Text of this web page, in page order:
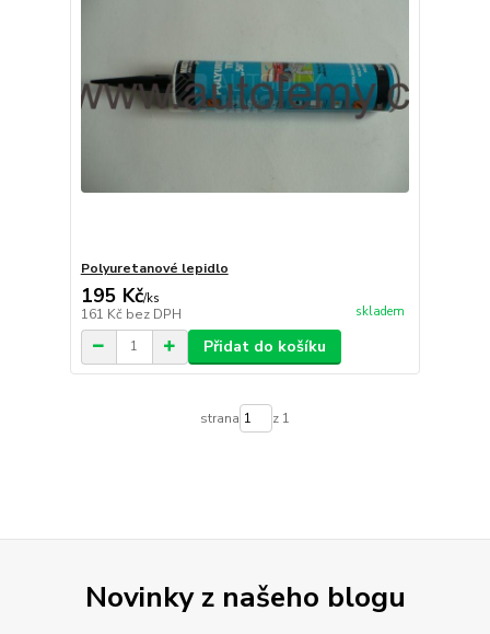
Polyuretanové lepidlo
195 Kč/ks
161 Kč bez DPH skladem
Přidat do košíku
strana z 1
Novinky z našeho blogu